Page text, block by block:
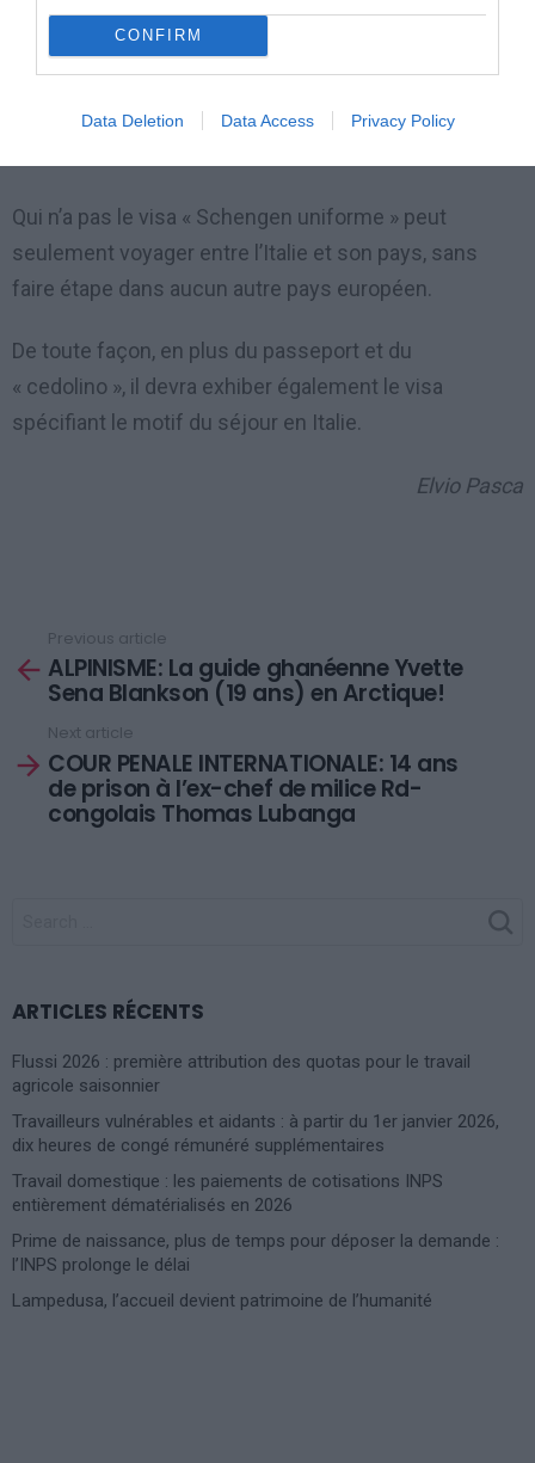
CONFIRM
Data Deletion Data Access Privacy Policy
Qui attend le premier PdS de travail ou regroupement
familial peut voyager dans la Zone Schengen,
seulement avec un visa “Schengen uniforme”, qui doit
Qui n’a pas le visa « Schengen uniforme » peut
seulement voyager entre l’Italie et son pays, sans
faire étape dans aucun autre pays européen.
De toute façon, en plus du passeport et du
« cedolino », il devra exhiber également le visa
spécifiant le motif du séjour en Italie.
Elvio Pasca
more
Previous article
ALPINISME: La guide ghanéenne Yvette
Sena Blankson (19 ans) en Arctique!
Next article
COUR PENALE INTERNATIONALE: 14 ans
de prison à l’ex-chef de milice Rd-
congolais Thomas Lubanga
ARTICLES RÉCENTS
Flussi 2026 : première attribution des quotas pour le travail
agricole saisonnier
Travailleurs vulnérables et aidants : à partir du 1er janvier 2026,
dix heures de congé rémunéré supplémentaires
Travail domestique : les paiements de cotisations INPS
entièrement dématérialisés en 2026
Prime de naissance, plus de temps pour déposer la demande :
l’INPS prolonge le délai
Lampedusa, l’accueil devient patrimoine de l’humanité